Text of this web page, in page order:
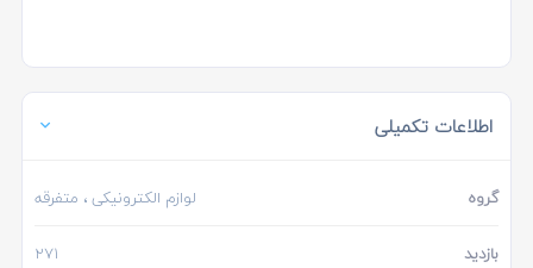
اطلاعات تکمیلی
گروه لوازم الکترونیکی، متفرقه
بازدید 271